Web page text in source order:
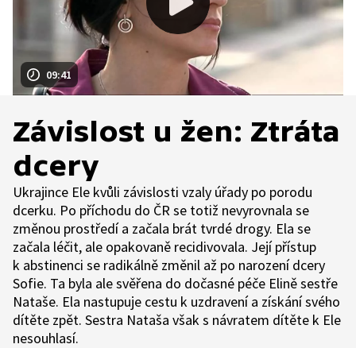
09:41
Závislost u žen: Ztráta
dcery
Ukrajince Ele kvůli závislosti vzaly úřady po porodu
dcerku. Po příchodu do ČR se totiž nevyrovnala se
změnou prostředí a začala brát tvrdé drogy. Ela se
začala léčit, ale opakovaně recidivovala. Její přístup
k abstinenci se radikálně změnil až po narození dcery
Sofie. Ta byla ale svěřena do dočasné péče Elině sestře
Nataše. Ela nastupuje cestu k uzdravení a získání svého
dítěte zpět. Sestra Nataša však s návratem dítěte k Ele
nesouhlasí.